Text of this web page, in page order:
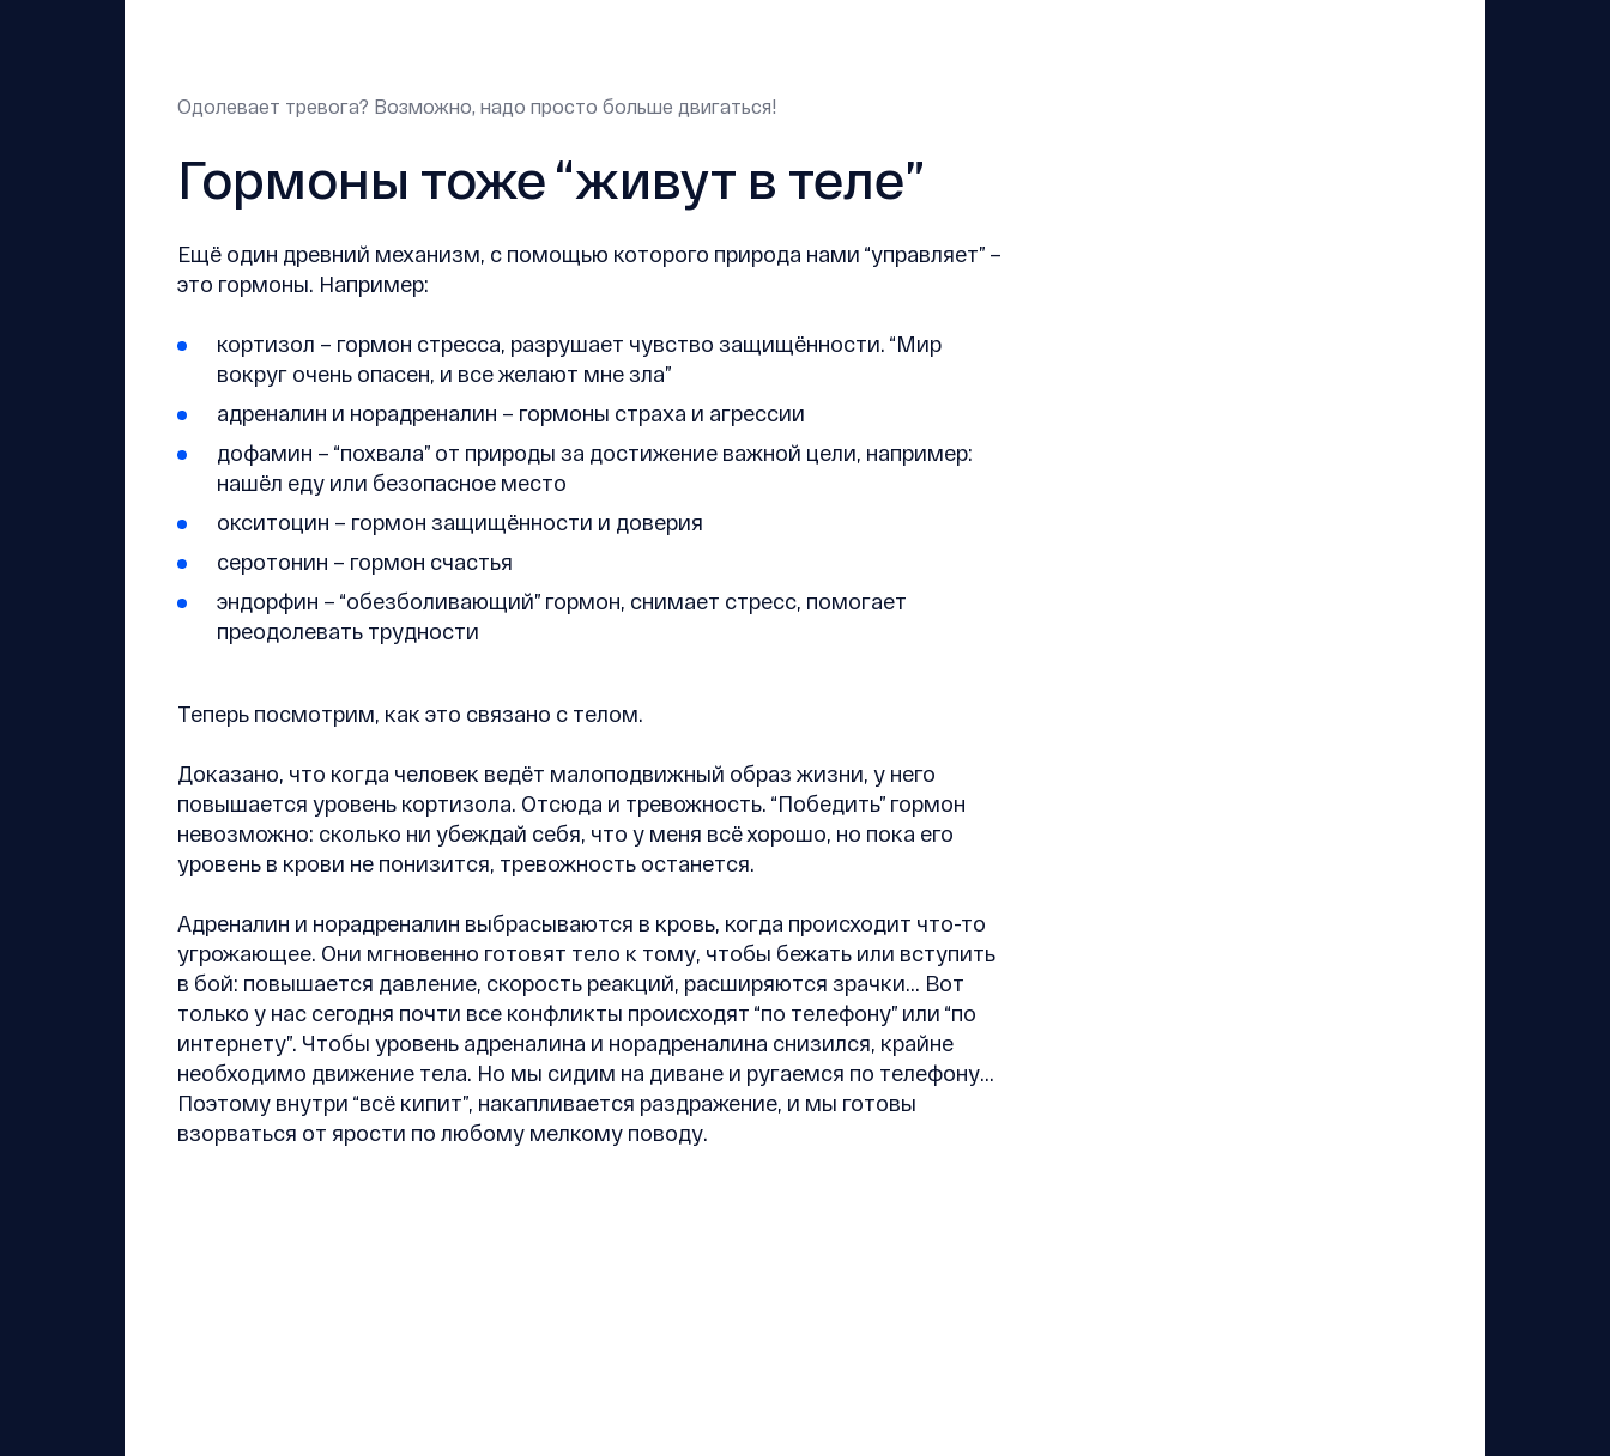
Одолевает тревога? Возможно, надо просто больше двигаться!
Гормоны тоже “живут в теле”
Ещё один древний механизм, с помощью которого природа нами “управляет” –
это гормоны. Например:
кортизол – гормон стресса, разрушает чувство защищённости. “Мир
вокруг очень опасен, и все желают мне зла”
адреналин и норадреналин – гормоны страха и агрессии
дофамин – “похвала” от природы за достижение важной цели, например:
нашёл еду или безопасное место
окситоцин – гормон защищённости и доверия
серотонин – гормон счастья
эндорфин – “обезболивающий” гормон, снимает стресс, помогает
преодолевать трудности
Теперь посмотрим, как это связано с телом.
Доказано, что когда человек ведёт малоподвижный образ жизни, у него
повышается уровень кортизола. Отсюда и тревожность. “Победить” гормон
невозможно: сколько ни убеждай себя, что у меня всё хорошо, но пока его
уровень в крови не понизится, тревожность останется.
Адреналин и норадреналин выбрасываются в кровь, когда происходит что-то
угрожающее. Они мгновенно готовят тело к тому, чтобы бежать или вступить
в бой: повышается давление, скорость реакций, расширяются зрачки… Вот
только у нас сегодня почти все конфликты происходят “по телефону” или “по
интернету”. Чтобы уровень адреналина и норадреналина снизился, крайне
необходимо движение тела. Но мы сидим на диване и ругаемся по телефону…
Поэтому внутри “всё кипит”, накапливается раздражение, и мы готовы
взорваться от ярости по любому мелкому поводу.